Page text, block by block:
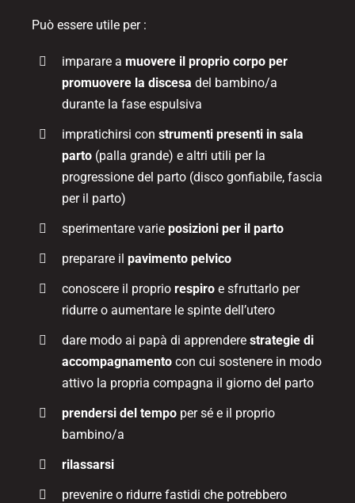
Può essere utile per :
imparare a muovere il proprio corpo per
promuovere la discesa del bambino/a
durante la fase espulsiva
impratichirsi construmenti presenti in sala
parto (palla grande) e altri utili per la
progressione del parto (disco gonfiabile, fascia
per il parto)
sperimentare varieposizioni per il parto
preparare ilpavimento pelvico
conoscere il propriorespiro e sfruttarlo per
ridurre o aumentare le spinte dell’utero
dare modo ai papà di apprenderestrategie di
accompagnamentocon cui sostenere in modo
attivo la propria compagna il giorno del parto
prendersi del tempo per sé e il proprio
bambino/a
rilassarsi
prevenire o ridurre fastidi che potrebbero